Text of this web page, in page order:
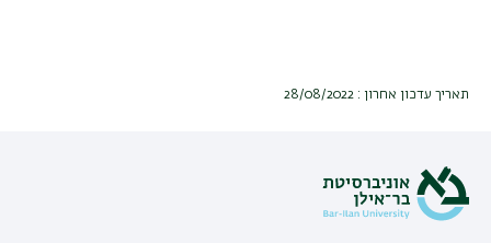
תאריך עדכון אחרון : 28/08/2022